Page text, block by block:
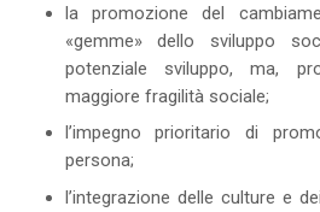
la promozione del
«gemme» dello sviluppo
potenziale sviluppo, ma,
maggiore fragilità sociale;
l’impegno prioritario di
persona;
l’integrazione delle culture e